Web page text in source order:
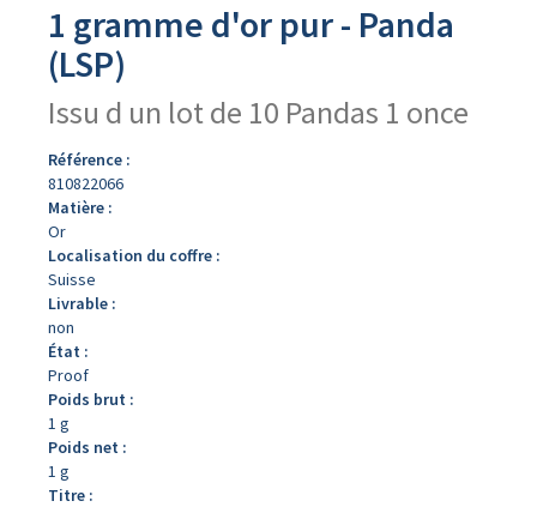
1 gramme d'or pur - Panda
(LSP)
Issu d un lot de 10 Pandas 1 once
Référence :
810822066
Matière :
Or
Localisation du coffre :
Suisse
Livrable :
non
État :
Proof
Poids brut :
1 g
Poids net :
1 g
Titre :